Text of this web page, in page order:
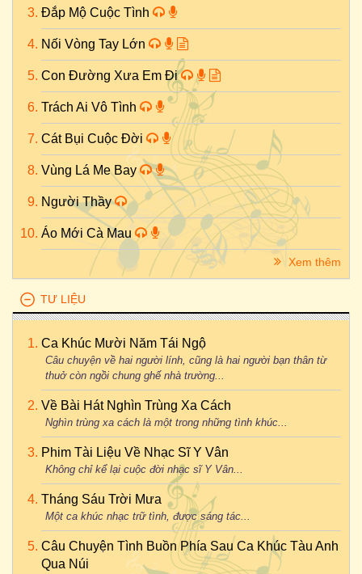
Đắp Mộ Cuộc Tình
Nối Vòng Tay Lớn
Con Đường Xưa Em Đi
Trách Ai Vô Tình
Cát Bụi Cuộc Đời
Vùng Lá Me Bay
Người Thầy
Áo Mới Cà Mau
Xem thêm
TƯ LIỆU
Ca Khúc Mười Năm Tái Ngộ
Câu chuyện về hai người lính, cũng là hai người bạn thân từ
thuở còn ngồi chung ghế nhà trường...
Về Bài Hát Nghìn Trùng Xa Cách
Nghìn trùng xa cách là một trong những tình khúc...
Phim Tài Liệu Về Nhạc Sĩ Y Vân
Không chỉ kể lại cuộc đời nhạc sĩ Y Vân...
Tháng Sáu Trời Mưa
Một ca khúc nhạc trữ tình, được sáng tác...
Câu Chuyện Tình Buồn Phía Sau Ca Khúc Tàu Anh
Qua Núi